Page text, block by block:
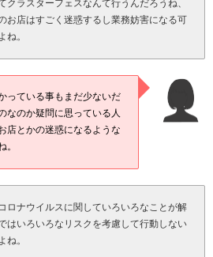
クラスターフェスなんて行うんだろうね、
お店はすごく迷惑するし業務妨害になる可
ね。
っている事もまだ少ないだ
なのか疑問に思っている人
店とかの迷惑になるような
。
ロナウイルスに関していろいろなことが解
はいろいろなリスクを考慮して行動しない
ね。